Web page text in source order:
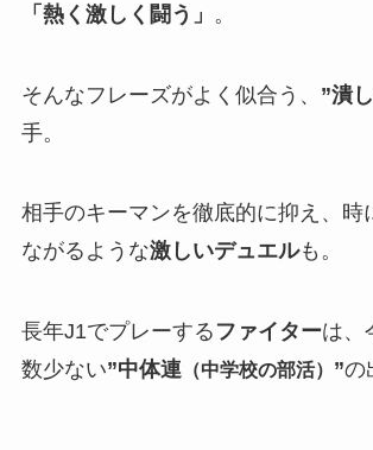
「熱く激しく闘う」 。
そんなフレーズがよく似合う、 ”潰
手。
相手のキーマンを徹底的に抑え、時
ながるような激しいデュエルも。
長年J1でプレーする ファイターは、
数少ない”中体連（中学校の部活） ”の